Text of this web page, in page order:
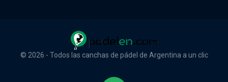
© 2026 - Todos las canchas de pádel de Argentina a un clic